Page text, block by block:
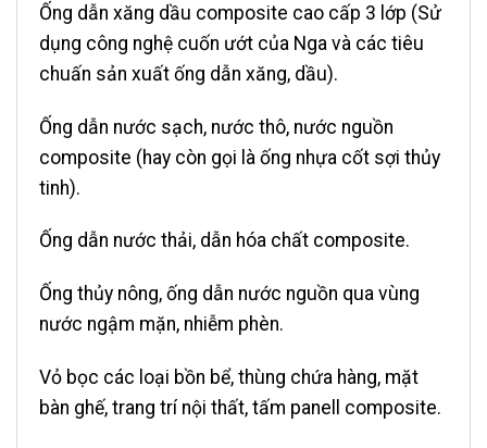
Ống dẫn xăng dầu composite cao cấp 3 lớp (Sử
dụng công nghệ cuốn ướt của Nga và các tiêu
chuấn sản xuất ống dẫn xăng, dầu).
Ống dẫn nước sạch, nước thô, nước nguồn
composite (hay còn gọi là ống nhựa cốt sợi thủy
tinh).
Ống dẫn nước thải, dẫn hóa chất composite.
Ống thủy nông, ống dẫn nước nguồn qua vùng
nước ngậm mặn, nhiễm phèn.
Vỏ bọc các loại bồn bể, thùng chứa hàng, mặt
bàn ghế, trang trí nội thất, tấm panell composite.